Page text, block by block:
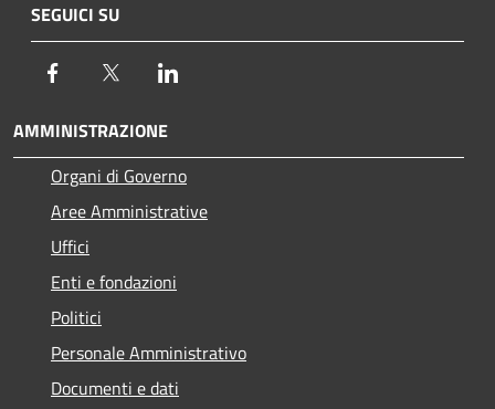
SEGUICI SU
Facebook Twitter
AMMINISTRAZIONE
Organi di Governo
Aree Amministrative
Uffici
Enti e fondazioni
Politici
Personale Amministrativo
Documenti e dati